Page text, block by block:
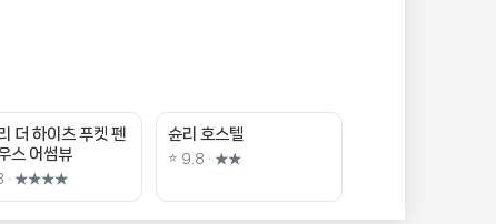
더 하이츠 푸켓 펜
스 어썸뷰
· ★★★★
슌리 호스텔
⭐ 9.8 · ★★